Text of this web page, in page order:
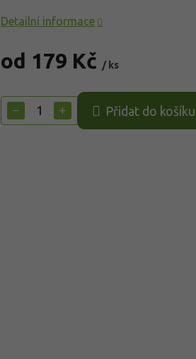
od 179 Kč / ks
cena:
+
− Přidat do košíku
Detailní informace